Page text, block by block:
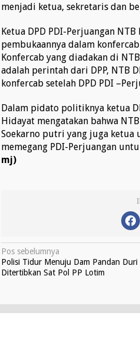
menjadi ketua, sekretaris dan
Ketua DPD PDI-Perjuangan
pembukaannya dalam
Konfercab yang diadakan di
adalah perintah dari DPP, NTB
konfercab setelah DPD PDI
Dalam pidato politiknya ketua
Hidayat mengatakan bahwa
Soekarno putri yang juga ketua
memegang PDI-Perjuangan
mj)
N
a
i
Pos sebelumnya
Polisi Tidur Menuju Dam Pandan Duri
Ditertibkan Sat Pol PP Lotim